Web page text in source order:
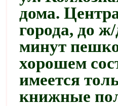
дома.
города, до
минут
хорошем
имеется
книжные